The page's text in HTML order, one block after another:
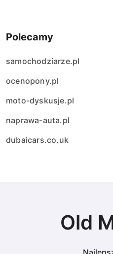
Polecamy
samochodziarze.pl
ocenopony.pl
moto-dyskusje.pl
naprawa-auta.pl
dubaicars.co.uk
Old